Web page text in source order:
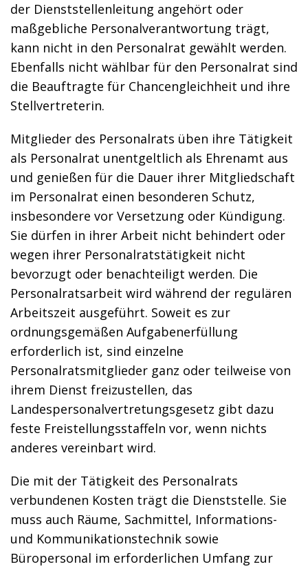
der Dienststellenleitung angehört oder
maßgebliche Personalverantwortung trägt,
kann nicht in den Personalrat gewählt werden.
Ebenfalls nicht wählbar für den Personalrat sind
die Beauftragte für Chancengleichheit und ihre
Stellvertreterin.
Mitglieder des Personalrats üben ihre Tätigkeit
als Personalrat unentgeltlich als Ehrenamt aus
und genießen für die Dauer ihrer Mitgliedschaft
im Personalrat einen besonderen Schutz,
insbesondere vor Versetzung oder Kündigung.
Sie dürfen in ihrer Arbeit nicht behindert oder
wegen ihrer Personalratstätigkeit nicht
bevorzugt oder benachteiligt werden. Die
Personalratsarbeit wird während der regulären
Arbeitszeit ausgeführt. Soweit es zur
ordnungsgemäßen Aufgabenerfüllung
erforderlich ist, sind einzelne
Personalratsmitglieder ganz oder teilweise von
ihrem Dienst freizustellen, das
Landespersonalvertretungsgesetz gibt dazu
feste Freistellungsstaffeln vor, wenn nichts
anderes vereinbart wird.
Die mit der Tätigkeit des Personalrats
verbundenen Kosten trägt die Dienststelle. Sie
muss auch Räume, Sachmittel, Informations-
und Kommunikationstechnik sowie
Büropersonal im erforderlichen Umfang zur